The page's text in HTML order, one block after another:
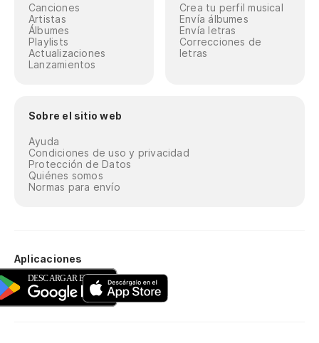
Canciones
Artistas
Álbumes
Playlists
Actualizaciones
Lanzamientos
Crea tu perfil musical
Envía álbumes
Envía letras
Correcciones de
letras
Sobre el sitio web
Ayuda
Condiciones de uso y privacidad
Protección de Datos
Quiénes somos
Normas para envío
Aplicaciones